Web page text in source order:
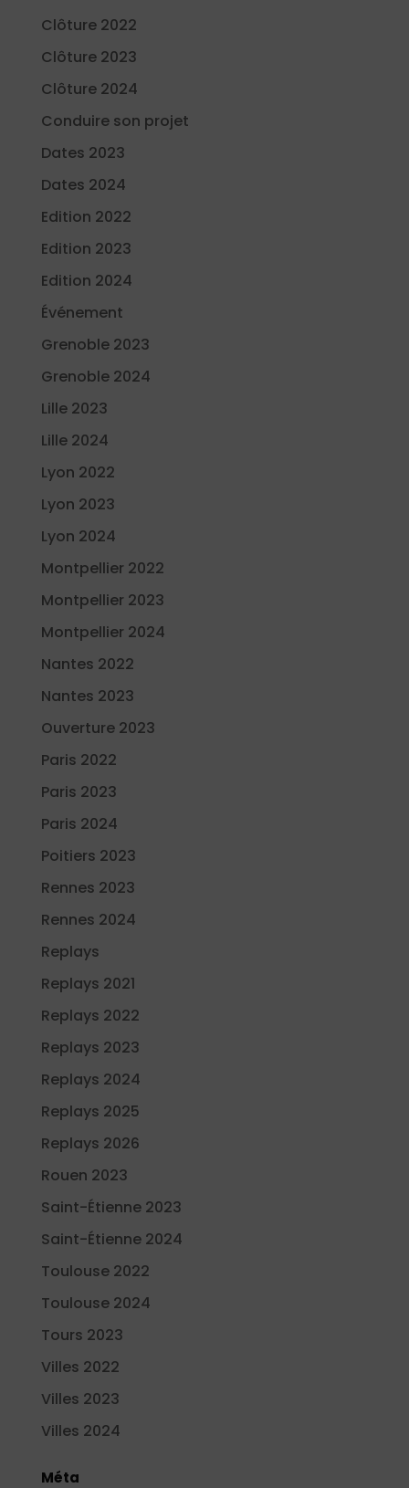
Clôture 2022
Clôture 2023
Clôture 2024
Conduire son projet
Dates 2023
Dates 2024
Edition 2022
Edition 2023
Edition 2024
Événement
Grenoble 2023
Grenoble 2024
Lille 2023
Lille 2024
Lyon 2022
Lyon 2023
Lyon 2024
Montpellier 2022
Montpellier 2023
Montpellier 2024
Nantes 2022
Nantes 2023
Ouverture 2023
Paris 2022
Paris 2023
Paris 2024
Poitiers 2023
Rennes 2023
Rennes 2024
Replays
Replays 2021
Replays 2022
Replays 2023
Replays 2024
Replays 2025
Replays 2026
Rouen 2023
Saint-Étienne 2023
Saint-Étienne 2024
Toulouse 2022
Toulouse 2024
Tours 2023
Villes 2022
Villes 2023
Villes 2024
Méta